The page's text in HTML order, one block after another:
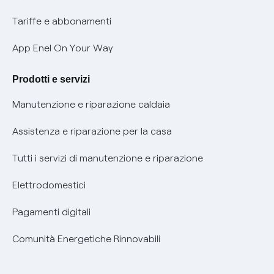
Phishing e truffe online
Verifica chi ti ha chiamato
Agevolazione utenti con disabilità per offerte Fibra
Informativa RAEE
Tariffe e abbonamenti
App Enel On Your Way
Prodotti e servizi
Manutenzione e riparazione caldaia
Assistenza e riparazione per la casa
Tutti i servizi di manutenzione e riparazione
Elettrodomestici
Pagamenti digitali
Comunità Energetiche Rinnovabili